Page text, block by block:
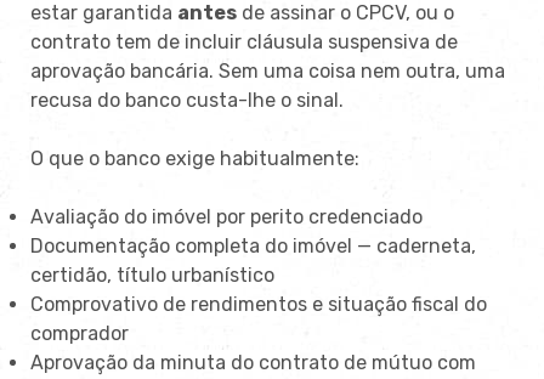
estar garantida antes de assinar o CPCV, ou o
contrato tem de incluir cláusula suspensiva de
aprovação bancária. Sem uma coisa nem outra, uma
recusa do banco custa-lhe o sinal.
O que o banco exige habitualmente:
Avaliação do imóvel por perito credenciado
Documentação completa do imóvel — caderneta,
certidão, título urbanístico
Comprovativo de rendimentos e situação fiscal do
comprador
Aprovação da minuta do contrato de mútuo com